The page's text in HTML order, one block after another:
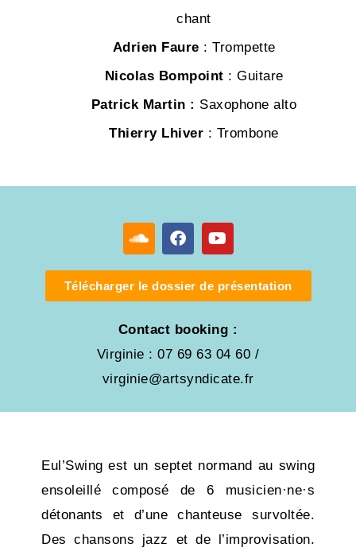
chant
Adrien Faure : Trompette
Nicolas Bompoint : Guitare
Patrick Martin : Saxophone alto
Thierry Lhiver : Trombone
Télécharger le dossier de présentation
Contact booking :
Virginie : 07 69 63 04 60 /
virginie@artsyndicate.fr
Eul’Swing est un septet normand au swing
ensoleillé composé de 6 musicien·ne·s
détonants et d’une chanteuse survoltée.
Des chansons jazz et de l’improvisation.